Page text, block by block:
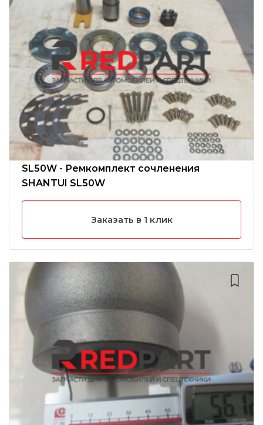
SL50W - Ремкомплект сочленения
SHANTUI SL50W
Заказать в 1 клик